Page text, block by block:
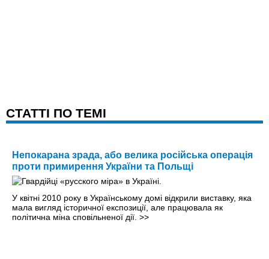
CТАТТІ ПО ТЕМІ
Непокарана зрада, або велика російська операція
проти примирення України та Польщі
У квітні 2010 року в Українському домі відкрили виставку, яка
мала вигляд історичної експозиції, але працювала як
політична міна сповільненої дії. >>